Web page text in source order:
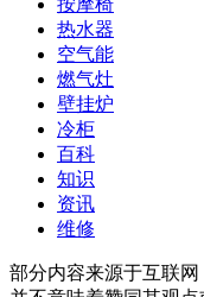
按摩椅
热水器
空气能
燃气灶
壁挂炉
冷柜
百科
知识
资讯
维修
部分内容来源于互联网